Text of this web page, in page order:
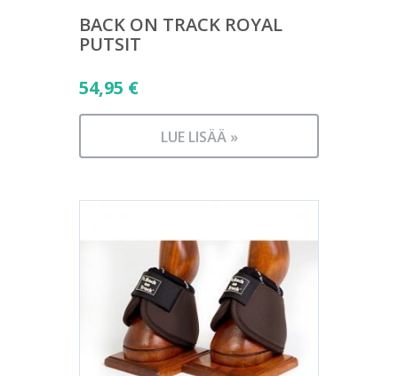
BACK ON TRACK ROYAL
PUTSIT
54,95 €
LUE LISÄÄ »